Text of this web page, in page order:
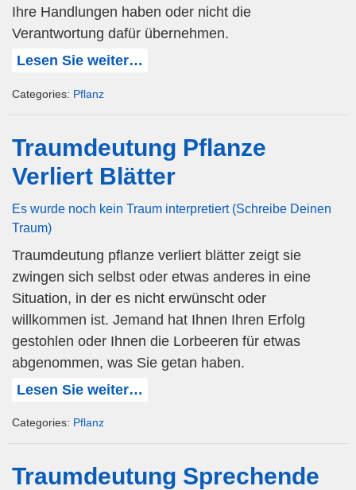
Ihre Handlungen haben oder nicht die
Verantwortung dafür übernehmen.
Lesen Sie weiter…
Categories: Pflanz
Traumdeutung Pflanze
Verliert Blätter
Es wurde noch kein Traum interpretiert (Schreibe Deinen
Traum)
Traumdeutung pflanze verliert blätter zeigt sie
zwingen sich selbst oder etwas anderes in eine
Situation, in der es nicht erwünscht oder
willkommen ist. Jemand hat Ihnen Ihren Erfolg
gestohlen oder Ihnen die Lorbeeren für etwas
abgenommen, was Sie getan haben.
Lesen Sie weiter…
Categories: Pflanz
Traumdeutung Sprechende